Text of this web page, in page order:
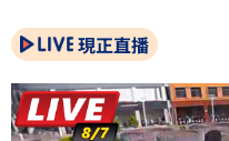
現正直播